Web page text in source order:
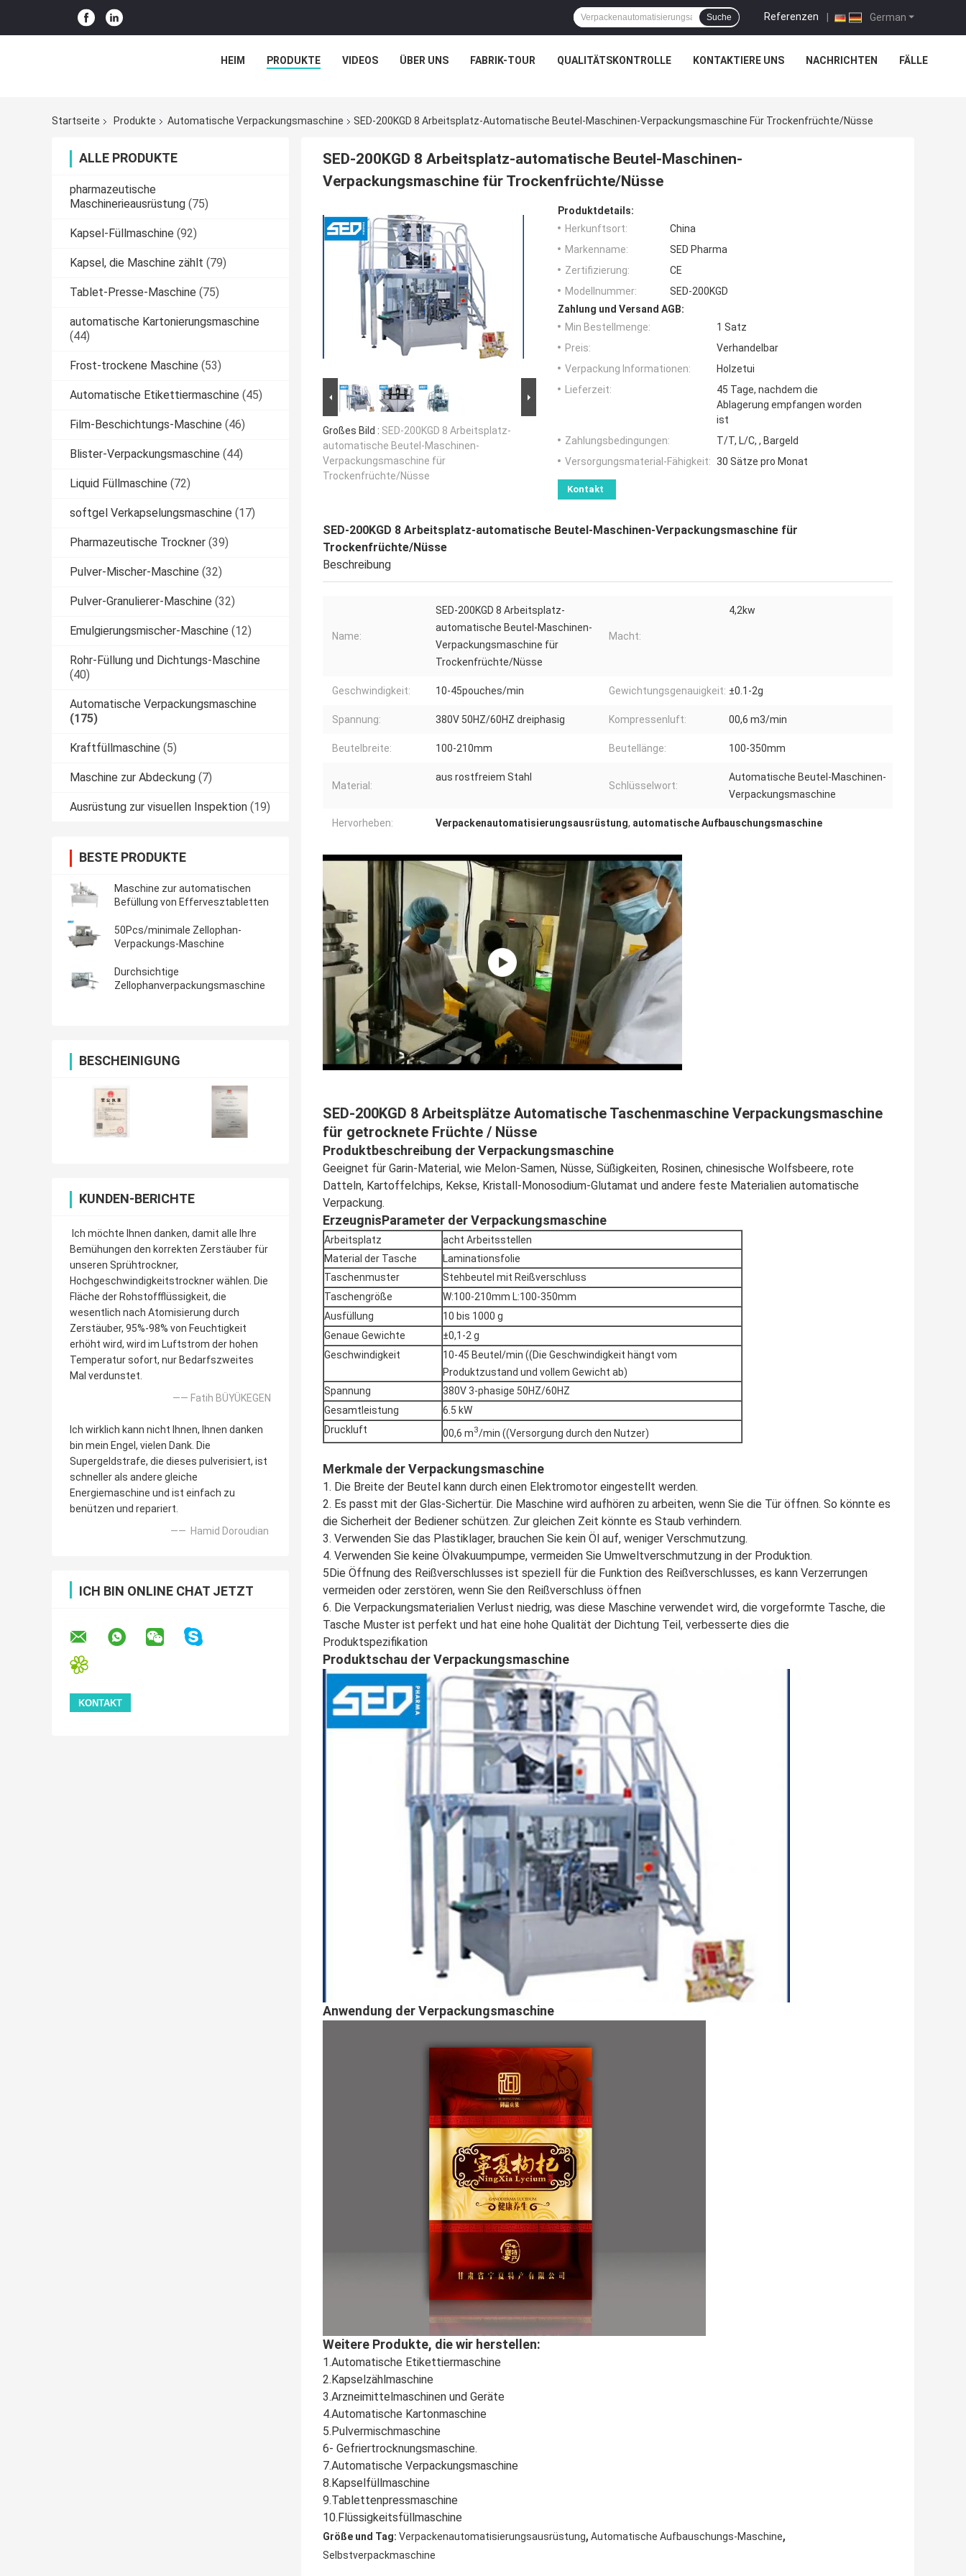
German
Referenzen |
Suche
HEIM PRODUKTE VIDEOS ÜBER UNS FABRIK-TOUR QUALITÄTSKONTROLLE KONTAKTIERE UNS NACHRICHTEN FÄLLE
Startseite Produkte Automatische Verpackungsmaschine SED-200KGD 8 Arbeitsplatz-Automatische Beutel-Maschinen-Verpackungsmaschine Für Trockenfrüchte/Nüsse
ALLE PRODUKTE
pharmazeutische
Maschinerieausrüstung (75)
Kapsel-Füllmaschine (92)
Kapsel, die Maschine zählt (79)
Tablet-Presse-Maschine (75)
automatische Kartonierungsmaschine
(44)
Frost-trockene Maschine (53)
Automatische Etikettiermaschine (45)
Film-Beschichtungs-Maschine (46)
Blister-Verpackungsmaschine (44)
Liquid Füllmaschine (72)
softgel Verkapselungsmaschine (17)
Pharmazeutische Trockner (39)
Pulver-Mischer-Maschine (32)
Pulver-Granulierer-Maschine (32)
Emulgierungsmischer-Maschine (12)
Rohr-Füllung und Dichtungs-Maschine
(40)
Automatische Verpackungsmaschine
(175)
Kraftfüllmaschine (5)
Maschine zur Abdeckung (7)
Ausrüstung zur visuellen Inspektion (19)
BESTE PRODUKTE
Maschine zur automatischen
Befüllung von Effervesztabletten
50Pcs/minimale Zellophan-
Verpackungs-Maschine
Durchsichtige
Zellophanverpackungsmaschine
BESCHEINIGUNG
KUNDEN-BERICHTE
Ich möchte Ihnen danken, damit alle Ihre
Bemühungen den korrekten Zerstäuber für
unseren Sprühtrockner,
Hochgeschwindigkeitstrockner wählen. Die
Fläche der Rohstoffflüssigkeit, die
wesentlich nach Atomisierung durch
Zerstäuber, 95%-98% von Feuchtigkeit
erhöht wird, wird im Luftstrom der hohen
Temperatur sofort, nur Bedarfszweites
Mal verdunstet.
—— Fatih BÜYÜKEGEN
Ich wirklich kann nicht Ihnen, Ihnen danken
bin mein Engel, vielen Dank. Die
Supergeldstrafe, die dieses pulverisiert, ist
schneller als andere gleiche
Energiemaschine und ist einfach zu
benützen und repariert.
—— Hamid Doroudian
ICH BIN ONLINE CHAT JETZT
SED-200KGD 8 Arbeitsplatz-automatische Beutel-Maschinen-
Verpackungsmaschine für Trockenfrüchte/Nüsse
Großes Bild : SED-200KGD 8 Arbeitsplatz-
automatische Beutel-Maschinen-
Verpackungsmaschine für
Trockenfrüchte/Nüsse
Produktdetails:
Herkunftsort:
China
Markenname:
SED Pharma
Zertifizierung:
CE
Modellnummer:
SED-200KGD
Zahlung und Versand AGB:
Min Bestellmenge:
1 Satz
Preis:
Verhandelbar
Verpackung Informationen:
Holzetui
Lieferzeit:
45 Tage, nachdem die
Ablagerung empfangen worden
ist
Zahlungsbedingungen:
T/T, L/C, , Bargeld
Versorgungsmaterial-Fähigkeit: 30 Sätze pro Monat
Kontakt
SED-200KGD 8 Arbeitsplatz-automatische Beutel-Maschinen-Verpackungsmaschine für
Trockenfrüchte/Nüsse
Beschreibung
Name:
SED-200KGD 8 Arbeitsplatz-
automatische Beutel-Maschinen-
Verpackungsmaschine für
Trockenfrüchte/Nüsse
Macht:
4,2kw
Geschwindigkeit: 10-45pouches/min Gewichtungsgenauigkeit: ±0.1-2g
Spannung: 380V 50HZ/60HZ dreiphasig Kompressenluft: 00,6 m3/min
Beutelbreite: 100-210mm Beutellänge: 100-350mm
Material:
aus rostfreiem Stahl
Schlüsselwort:
Automatische Beutel-Maschinen-
Verpackungsmaschine
Hervorheben: Verpackenautomatisierungsausrüstung, automatische Aufbauschungsmaschine
SED-200KGD 8 Arbeitsplätze Automatische Taschenmaschine Verpackungsmaschine
für getrocknete Früchte / Nüsse
Produktbeschreibung der Verpackungsmaschine
Geeignet für Garin-Material, wie Melon-Samen, Nüsse, Süßigkeiten, Rosinen, chinesische Wolfsbeere, rote
Datteln, Kartoffelchips, Kekse, Kristall-Monosodium-Glutamat und andere feste Materialien automatische
Verpackung.
ErzeugnisParameter der Verpackungsmaschine
Arbeitsplatz
acht Arbeitsstellen
Material der Tasche
Laminationsfolie
Taschenmuster
Stehbeutel mit Reißverschluss
Taschengröße
W:100-210mm L:100-350mm
Ausfüllung
10 bis 1000 g
Genaue Gewichte
±0,1-2 g
Geschwindigkeit
10-45 Beutel/min ((Die Geschwindigkeit hängt vom
Produktzustand und vollem Gewicht ab)
Spannung
380V 3-phasige 50HZ/60HZ
Gesamtleistung
6.5 kW
Druckluft
00,6 m3/min ((Versorgung durch den Nutzer)
Merkmale der Verpackungsmaschine
1. Die Breite der Beutel kann durch einen Elektromotor eingestellt werden.
2. Es passt mit der Glas-Sichertür. Die Maschine wird aufhören zu arbeiten, wenn Sie die Tür öffnen. So könnte es
die Sicherheit der Bediener schützen. Zur gleichen Zeit könnte es Staub verhindern.
3. Verwenden Sie das Plastiklager, brauchen Sie kein Öl auf, weniger Verschmutzung.
4. Verwenden Sie keine Ölvakuumpumpe, vermeiden Sie Umweltverschmutzung in der Produktion.
5Die Öffnung des Reißverschlusses ist speziell für die Funktion des Reißverschlusses, es kann Verzerrungen
vermeiden oder zerstören, wenn Sie den Reißverschluss öffnen
6. Die Verpackungsmaterialien Verlust niedrig, was diese Maschine verwendet wird, die vorgeformte Tasche, die
Tasche Muster ist perfekt und hat eine hohe Qualität der Dichtung Teil, verbesserte dies die
Produktspezifikation
Produktschau der Verpackungsmaschine
Anwendung der Verpackungsmaschine
Weitere Produkte, die wir herstellen:
1.Automatische Etikettiermaschine
2.Kapselzählmaschine
3.Arzneimittelmaschinen und Geräte
4.Automatische Kartonmaschine
5.Pulvermischmaschine
6- Gefriertrocknungsmaschine.
7.Automatische Verpackungsmaschine
8.Kapselfüllmaschine
9.Tablettenpressmaschine
10.Flüssigkeitsfüllmaschine
Größe und Tag: Verpackenautomatisierungsausrüstung, Automatische Aufbauschungs-Maschine,
Selbstverpackmaschine